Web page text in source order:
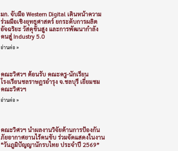
มก. จับมือ Western Digital เดินหน้าความ
ร่วมมือเชิงยุทธศาสตร์ ยกระดับการผลิต
อัจฉริยะ วัสดุขั้นสูง และการพัฒนากำลัง
คนสู่ Industry 5.0
อ่านต่อ »
คณะวิศวฯ ต้อนรับ คณะครู-นักเรียน
โรงเรียนชลราษฎรอำรุง จ.ชลบุรี เยี่ยมชม
คณะวิศวฯ
อ่านต่อ »
คณะวิศวฯ นำผลงานวิจัยด้านการป้องกัน
ภัยอากาศยานไร้คนขับ ร่วมจัดแสดงในงาน
“วันภูมิปัญญานักรบไทย ประจำปี 2569”